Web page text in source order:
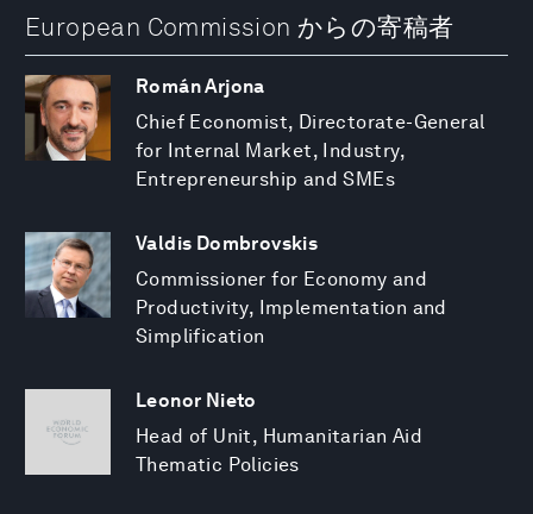
European Commission からの寄稿者
Román Arjona
Chief Economist, Directorate-General
for Internal Market, Industry,
Entrepreneurship and SMEs
Valdis Dombrovskis
Commissioner for Economy and
Productivity, Implementation and
Simplification
Leonor Nieto
Head of Unit, Humanitarian Aid
Thematic Policies